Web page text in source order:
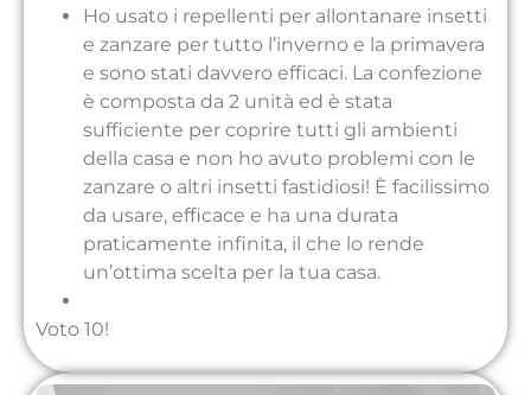
Ho usato i repellenti per allontanare insetti
e zanzare per tutto l’inverno e la primavera
e sono stati davvero efficaci. La confezione
è composta da 2 unità ed è stata
sufficiente per coprire tutti gli ambienti
della casa e non ho avuto problemi con le
zanzare o altri insetti fastidiosi! È facilissimo
da usare, efficace e ha una durata
praticamente infinita, il che lo rende
un’ottima scelta per la tua casa.
Voto 10!